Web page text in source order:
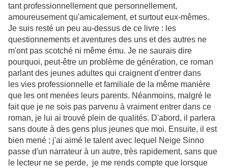
tant professionnellement que personnellement,
amoureusement qu'amicalement, et surtout eux-mêmes.
Je suis resté un peu au-dessus de ce livre : les
questionnements et aventures des uns et des autres ne
m'ont pas scotché ni même ému. Je ne saurais dire
pourquoi, peut-être un problème de génération, ce roman
parlant des jeunes adultes qui craignent d'entrer dans
les vies professionnelle et familiale de la même manière
que les ont menées leurs parents. Néanmoins, malgré le
fait que je ne sois pas parvenu à vraiment entrer dans ce
roman, je lui ai trouvé plein de qualités. D'abord, il parlera
sans doute à des gens plus jeunes que moi. Ensuite, il est
bien mené ; j'ai aimé le talent avec lequel Neige Sinno
passe d'un narrateur à un autre, très rapidement, sans que
le lecteur ne se perde, je me rends compte que lorsque